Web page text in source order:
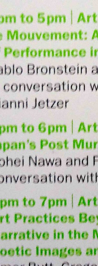
ART WORLD